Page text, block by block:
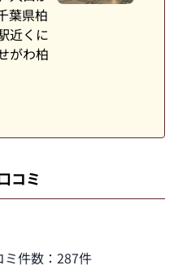
葉県柏
近くに
がわ柏
コミ
ミ件数：287件